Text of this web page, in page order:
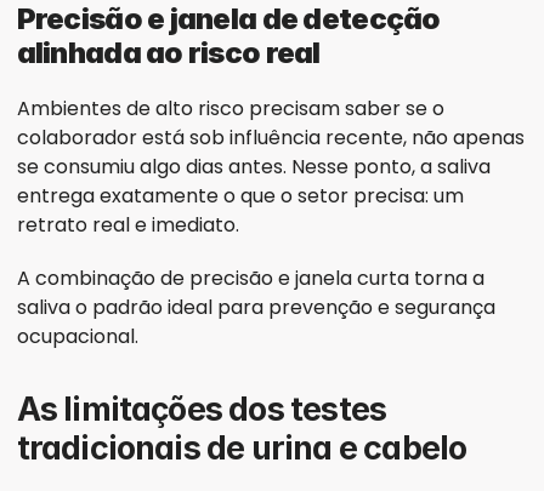
Precisão e janela de detecção
alinhada ao risco real
Ambientes de alto risco precisam saber se o
colaborador está sob influência recente, não apenas
se consumiu algo dias antes. Nesse ponto, a saliva
entrega exatamente o que o setor precisa: um
retrato real e imediato.
A combinação de precisão e janela curta torna a
saliva o padrão ideal para prevenção e segurança
ocupacional.
As limitações dos testes
tradicionais de urina e cabelo